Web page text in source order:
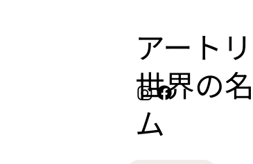
アート
世界の
ム